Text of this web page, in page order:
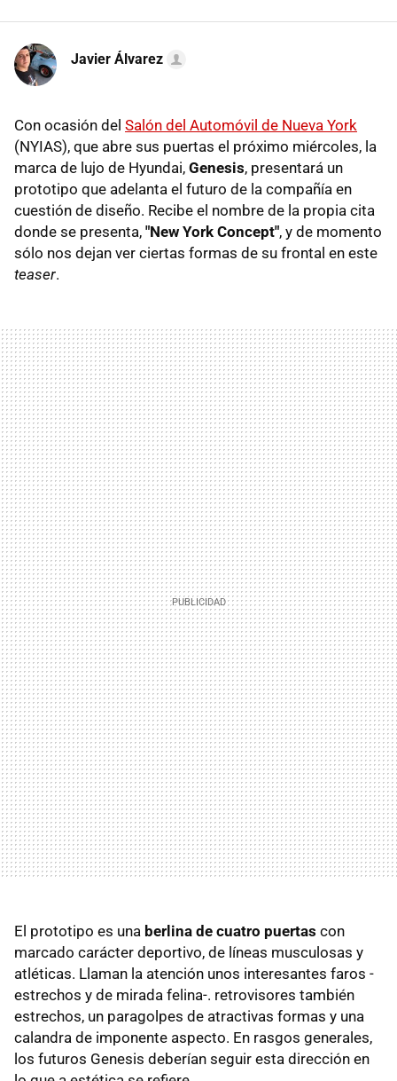
Javier Álvarez
Con ocasión del Salón del Automóvil de Nueva York
(NYIAS), que abre sus puertas el próximo miércoles, la
marca de lujo de Hyundai, Genesis, presentará un
prototipo que adelanta el futuro de la compañía en
cuestión de diseño. Recibe el nombre de la propia cita
donde se presenta, "New York Concept", y de momento
sólo nos dejan ver ciertas formas de su frontal en este
teaser.
El prototipo es una berlina de cuatro puertas con
marcado carácter deportivo, de líneas musculosas y
atléticas. Llaman la atención unos interesantes faros -
estrechos y de mirada felina-. retrovisores también
estrechos, un paragolpes de atractivas formas y una
calandra de imponente aspecto. En rasgos generales,
los futuros Genesis deberían seguir esta dirección en